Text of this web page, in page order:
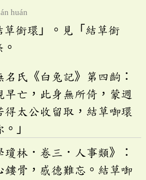
huán
草銜環」。見「結草銜
名氏《白兔記》第四齣：
早亡，此身無所倚，蒙週
得太公收留取，結草啣環
」
瓊林．卷三．人事類》：
鏤骨，感德難忘。結草啣